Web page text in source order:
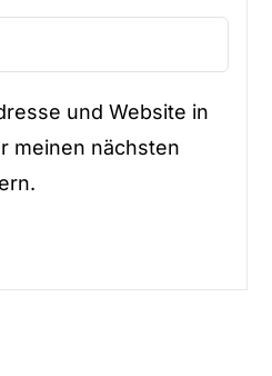
und Website in
meinen nächsten